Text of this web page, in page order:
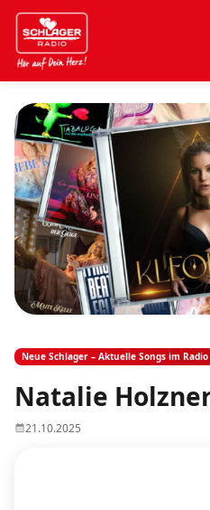
Neue Schlager – Aktuelle Songs im Radio
Natalie
21.10.2025